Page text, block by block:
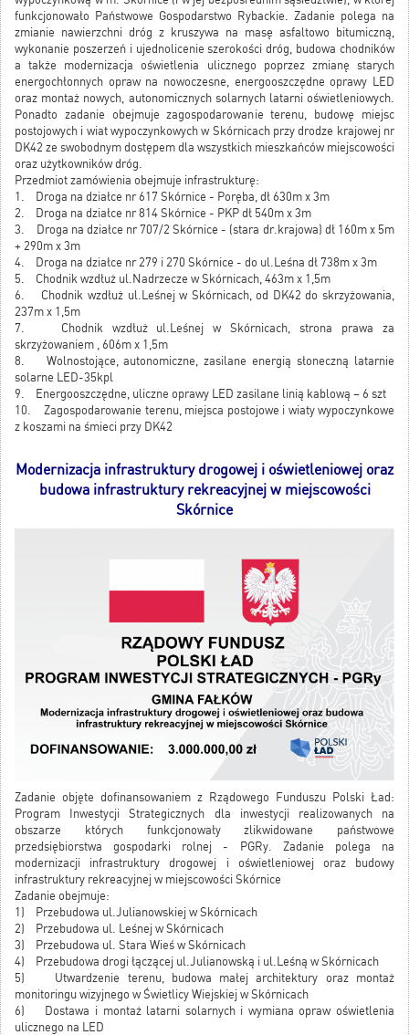
funkcjonowało Państwowe Gospodarstwo Rybackie. Zadanie polega na
zmianie nawierzchni dróg z kruszywa na masę asfaltowo bitumiczną,
wykonanie poszerzeń i ujednolicenie szerokości dróg, budowa chodników
a także modernizacja oświetlenia ulicznego poprzez zmianę starych
energochłonnych opraw na nowoczesne, energooszczędne oprawy LED
oraz montaż nowych, autonomicznych solarnych latarni oświetleniowych.
Ponadto zadanie obejmuje zagospodarowanie terenu, budowę miejsc
postojowych i wiat wypoczynkowych w Skórnicach przy drodze krajowej nr
DK42 ze swobodnym dostępem dla wszystkich mieszkańców miejscowości
oraz użytkowników dróg.
Przedmiot zamówienia obejmuje infrastrukturę:
1. Droga na działce nr 617 Skórnice - Poręba, dł 630m x 3m
2. Droga na działce nr 814 Skórnice - PKP dł 540m x 3m
3. Droga na działce nr 707/2 Skórnice - (stara dr.krajowa) dł 160m x 5m
+ 290m x 3m
4. Droga na działce nr 279 i 270 Skórnice - do ul.Leśna dł 738m x 3m
5. Chodnik wzdłuż ul.Nadrzecze w Skórnicach, 463m x 1,5m
6. Chodnik wzdłuż ul.Leśnej w Skórnicach, od DK42 do skrzyżowania,
237m x 1,5m
7. Chodnik wzdłuż ul.Leśnej w Skórnicach, strona prawa za
skrzyżowaniem , 606m x 1,5m
8. Wolnostojące, autonomiczne, zasilane energią słoneczną latarnie
solarne LED-35kpl
9. Energooszczędne, uliczne oprawy LED zasilane linią kablową – 6 szt
10. Zagospodarowanie terenu, miejsca postojowe i wiaty wypoczynkowe
z koszami na śmieci przy DK42
Modernizacja infrastruktury drogowej i oświetleniowej oraz
budowa infrastruktury rekreacyjnej w miejscowości
Skórnice
Zadanie objęte dofinansowaniem z Rządowego Funduszu Polski Ład:
Program Inwestycji Strategicznych dla inwestycji realizowanych na
obszarze których funkcjonowały zlikwidowane państwowe
przedsiębiorstwa gospodarki rolnej - PGRy. Zadanie polega na
modernizacji infrastruktury drogowej i oświetleniowej oraz budowy
infrastruktury rekreacyjnej w miejscowości Skórnice
Zadanie obejmuje:
1) Przebudowa ul.Julianowskiej w Skórnicach
2) Przebudowa ul. Leśnej w Skórnicach
3) Przebudowa ul. Stara Wieś w Skórnicach
4) Przebudowa drogi łączącej ul.Julianowską i ul.Leśną w Skórnicach
5) Utwardzenie terenu, budowa małej architektury oraz montaż
monitoringu wizyjnego w Świetlicy Wiejskiej w Skórnicach
6) Dostawa i montaż latarni solarnych i wymiana opraw oświetlenia
ulicznego na LED